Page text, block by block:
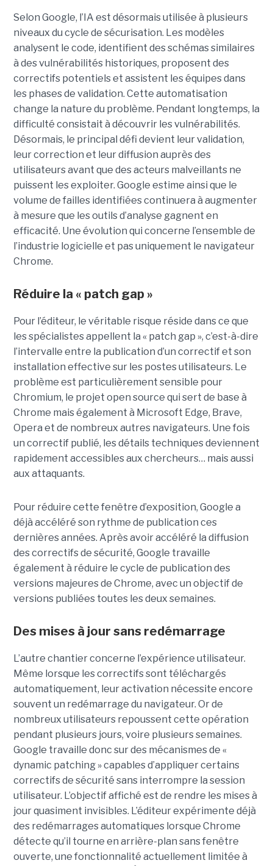
Selon Google, l’IA est désormais utilisée à plusieurs
niveaux du cycle de sécurisation. Les modèles
analysent le code, identifient des schémas similaires
à des vulnérabilités historiques, proposent des
correctifs potentiels et assistent les équipes dans
les phases de validation. Cette automatisation
change la nature du problème. Pendant longtemps, la
difficulté consistait à découvrir les vulnérabilités.
Désormais, le principal défi devient leur validation,
leur correction et leur diffusion auprès des
utilisateurs avant que des acteurs malveillants ne
puissent les exploiter. Google estime ainsi que le
volume de failles identifiées continuera à augmenter
à mesure que les outils d’analyse gagnent en
efficacité. Une évolution qui concerne l’ensemble de
l’industrie logicielle et pas uniquement le navigateur
Chrome.
Réduire la « patch gap »
Pour l’éditeur, le véritable risque réside dans ce que
les spécialistes appellent la « patch gap », c’est-à-dire
l’intervalle entre la publication d’un correctif et son
installation effective sur les postes utilisateurs. Le
problème est particulièrement sensible pour
Chromium, le projet open source qui sert de base à
Chrome mais également à Microsoft Edge, Brave,
Opera et de nombreux autres navigateurs. Une fois
un correctif publié, les détails techniques deviennent
rapidement accessibles aux chercheurs… mais aussi
aux attaquants.
Pour réduire cette fenêtre d’exposition, Google a
déjà accéléré son rythme de publication ces
dernières années. Après avoir accéléré la diffusion
des correctifs de sécurité, Google travaille
également à réduire le cycle de publication des
versions majeures de Chrome, avec un objectif de
versions publiées toutes les deux semaines.
Des mises à jour sans redémarrage
L’autre chantier concerne l’expérience utilisateur.
Même lorsque les correctifs sont téléchargés
automatiquement, leur activation nécessite encore
souvent un redémarrage du navigateur. Or de
nombreux utilisateurs repoussent cette opération
pendant plusieurs jours, voire plusieurs semaines.
Google travaille donc sur des mécanismes de «
dynamic patching » capables d’appliquer certains
correctifs de sécurité sans interrompre la session
utilisateur. L’objectif affiché est de rendre les mises à
jour quasiment invisibles. L’éditeur expérimente déjà
des redémarrages automatiques lorsque Chrome
détecte qu’il tourne en arrière-plan sans fenêtre
ouverte, une fonctionnalité actuellement limitée à